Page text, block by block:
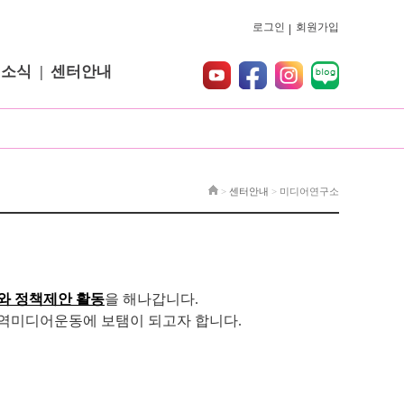
로그인 회원가입
식 센터안내
> 센터안내 > 미디어연구소
정책제안 활동을 해나갑니다.
미디어운동에 보탬이 되고자 합니다.